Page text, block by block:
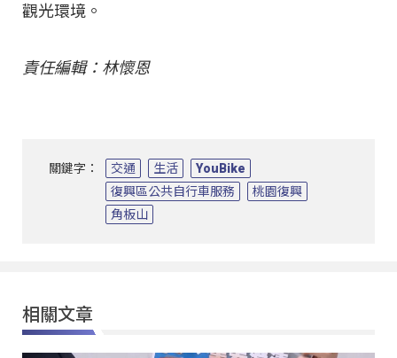
觀光環境。
責任編輯：林懷恩
關鍵字： 交通 生活
YouBike
復興區公共自行車服務
桃園復興
角板山
相關文章